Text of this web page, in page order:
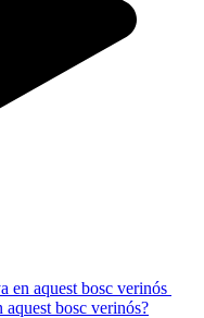
bosc verinós?